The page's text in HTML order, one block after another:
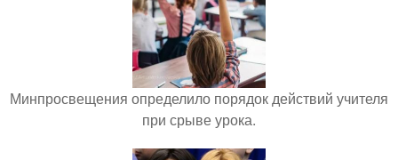
Минпросвещения определило порядок действий учителя
при срыве урока.